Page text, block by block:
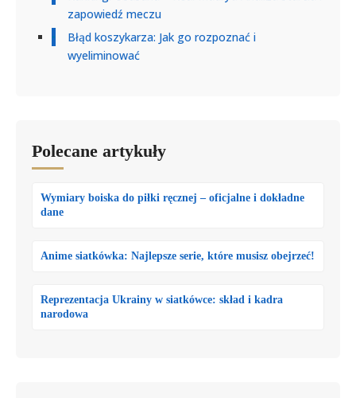
zapowiedź meczu
Błąd koszykarza: Jak go rozpoznać i
wyeliminować
Polecane artykuły
Wymiary boiska do piłki ręcznej – oficjalne i dokładne
dane
Anime siatkówka: Najlepsze serie, które musisz obejrzeć!
Reprezentacja Ukrainy w siatkówce: skład i kadra
narodowa